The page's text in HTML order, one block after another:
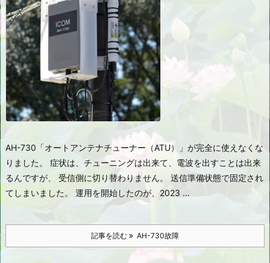
AH-730「オートアンテナチューナー（ATU）」が完全に使えなくな
りました。 症状は、チューニングは出来て、電波を出すことは出来
るんですが、 受信側に切り替わりません。 送信準備状態で固定され
てしまいました。 運用を開始したのが、2023 ...
記事を読む AH-730故障